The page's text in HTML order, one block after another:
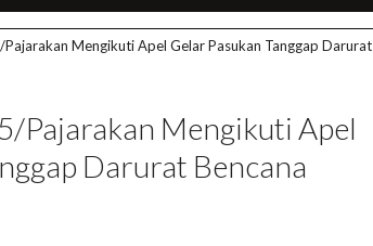
Mengikuti Apel Gelar Pasukan Tanggap Darurat
Pajarakan Mengikuti Apel
Darurat Bencana